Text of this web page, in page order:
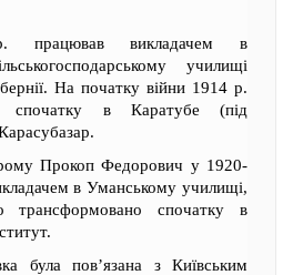
працював викладачем в
училищі
На початку війни 1914 р.
спочатку в Каратубе (під
Прокоп Федорович у 1920-
в Уманському училищі,
трансформовано спочатку в
була пов’язана з Київським